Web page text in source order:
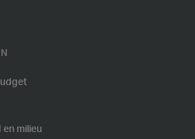
en milieu